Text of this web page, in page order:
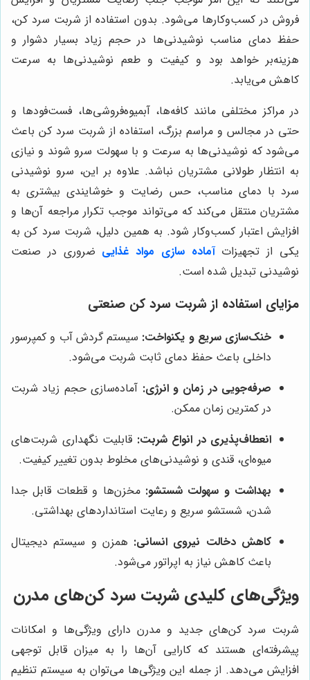
فروش در کسب‌وکارها می‌شود. بدون استفاده از شربت سرد کن،
حفظ دمای مناسب نوشیدنی‌ها در حجم زیاد بسیار دشوار و
هزینه‌بر خواهد بود و کیفیت و طعم نوشیدنی‌ها به سرعت
کاهش می‌یابد.
در مراکز مختلفی مانند کافه‌ها، آبمیوه‌فروشی‌ها، فست‌فودها و
حتی در مجالس و مراسم بزرگ، استفاده از شربت سرد کن باعث
می‌شود که نوشیدنی‌ها به سرعت و با سهولت سرو شوند و نیازی
به انتظار طولانی مشتریان نباشد. علاوه بر این، سرو نوشیدنی
سرد با دمای مناسب، حس رضایت و خوشایندی بیشتری به
مشتریان منتقل می‌کند که می‌تواند موجب تکرار مراجعه آن‌ها و
افزایش اعتبار کسب‌وکار شود. به همین دلیل، شربت سرد کن به
یکی از تجهیزاتآماده سازی مواد غذایی ضروری در صنعت
نوشیدنی تبدیل شده است.
مزایای استفاده از شربت سرد کن صنعتی
خنک‌سازی سریع و یکنواخت: سیستم گردش آب و کمپرسور
داخلی باعث حفظ دمای ثابت شربت می‌شود.
صرفه‌جویی در زمان و انرژی: آماده‌سازی حجم زیاد شربت
در کمترین زمان ممکن.
انعطاف‌پذیری در انواع شربت: قابلیت نگهداری شربت‌های
میوه‌ای، قندی و نوشیدنی‌های مخلوط بدون تغییر کیفیت.
بهداشت و سهولت شستشو: مخزن‌ها و قطعات قابل جدا
شدن، شستشو سریع و رعایت استانداردهای بهداشتی.
کاهش دخالت نیروی انسانی: همزن و سیستم دیجیتال
باعث کاهش نیاز به اپراتور می‌شود.
ویژگی‌های کلیدی شربت سرد کن‌های مدرن
شربت سرد کن‌های جدید و مدرن دارای ویژگی‌ها و امکانات
پیشرفته‌ای هستند که کارایی آن‌ها را به میزان قابل توجهی
افزایش می‌دهد. از جمله این ویژگی‌ها می‌توان به سیستم تنظیم